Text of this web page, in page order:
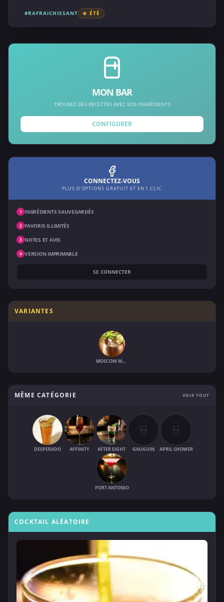
#RAFRAICHISSANT ☀️ ÉTÉ
MON BAR
TROUVEZ DES RECETTES AVEC VOS INGRÉDIENTS
CONFIGURER
CONNECTEZ-VOUS
PLUS D'OPTIONS GRATUIT ET EN 1 CLIC
1 INGRÉDIENTS SAUVEGARDÉS
2 FAVORIS ILLIMITÉS
3 NOTES ET AVIS
4 VERSION IMPRIMABLE
SE CONNECTER
VARIANTES
MOSCOW MULE
MÊME CATÉGORIE VOIR TOUT
DESPERADO AFFINITY AFTER EIGHT GAUGUIN APRIL SHOWER
PORT ANTONIO
COCKTAIL ALÉATOIRE